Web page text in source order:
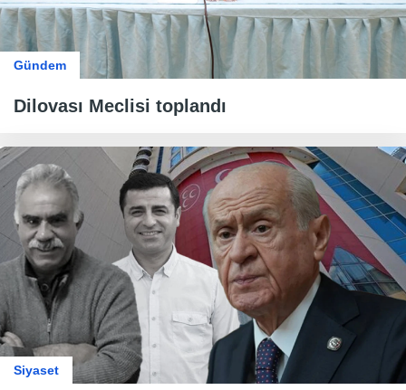
Gündem
Dilovası Meclisi toplandı
Siyaset